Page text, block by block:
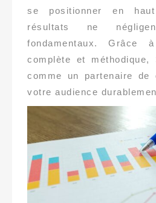
se positionner en
résultats ne
fondamentaux. Grâce
complète et méthodique,
comme un partenaire de
votre audience